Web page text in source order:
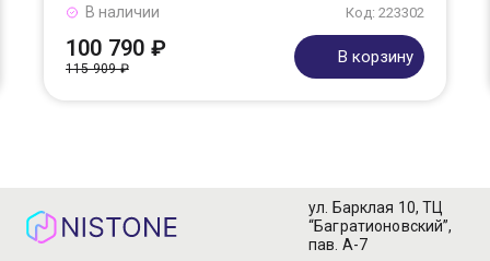
Код: 223302
В наличии
100 790 ₽
115 909 ₽
В корзину
ул. Барклая 10, ТЦ
“Багратионовский”,
пав. А-7